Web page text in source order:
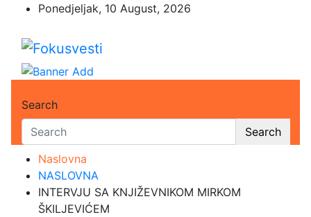
content
Ponedjeljak, 10 August, 2026
Fokusvesti
U središtu pažnje
Search
Search
Naslovna
NASLOVNA
INTERVJU SA KNJIŽEVNIKOM MIRKOM
ŠKILJEVIĆEM